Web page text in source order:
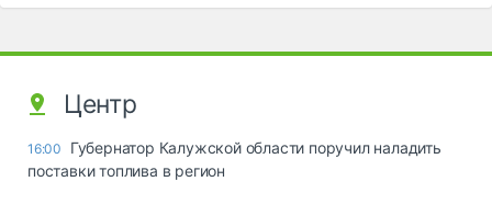
Центр
16:00
Губернатор Калужской области поручил наладить
поставки топлива в регион